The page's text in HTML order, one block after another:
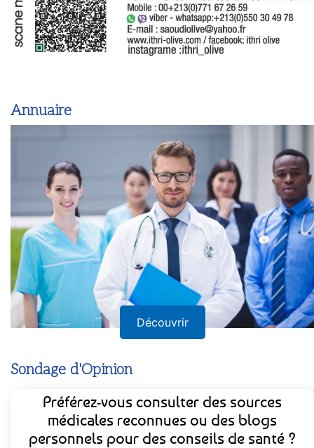
Annuaire
Découvrir
Sondage d'Opinion
Préférez-vous consulter des sources
médicales reconnues ou des blogs
personnels pour des conseils de santé ?